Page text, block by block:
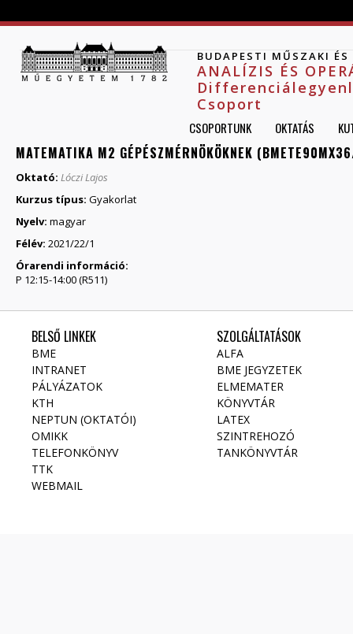
BUDAPESTI MŰSZAKI
ANALÍZIS ÉS
Csoport
CSOPORTUNK OKTATÁS
MATEMATIKA M2 GÉPÉSZMÉRNÖKÖKNEK
Oktató: Lóczi Lajos
Kurzus típus: Gyakorlat
Nyelv: magyar
Félév: 2021/22/1
Órarendi információ:
P 12:15-14:00 (R511)
BELSŐ LINKEK
BME
INTRANET
PÁLYÁZATOK
KTH
NEPTUN (OKTATÓI)
OMIKK
TELEFONKÖNYV
TTK
WEBMAIL
SZOLGÁLTATÁSOK
ALFA
BME JEGYZETEK
ELMEMATER
KÖNYVTÁR
LATEX
SZINTREHOZÓ
TANKÖNYVTÁR